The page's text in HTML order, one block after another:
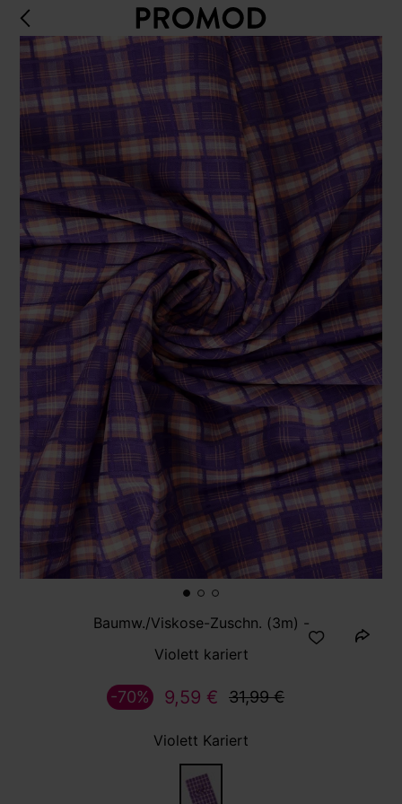
Baumw./Viskose-Zuschn. (3m) -
Violett kariert
9,59 € 31,99 €
-70%
Violett Kariert